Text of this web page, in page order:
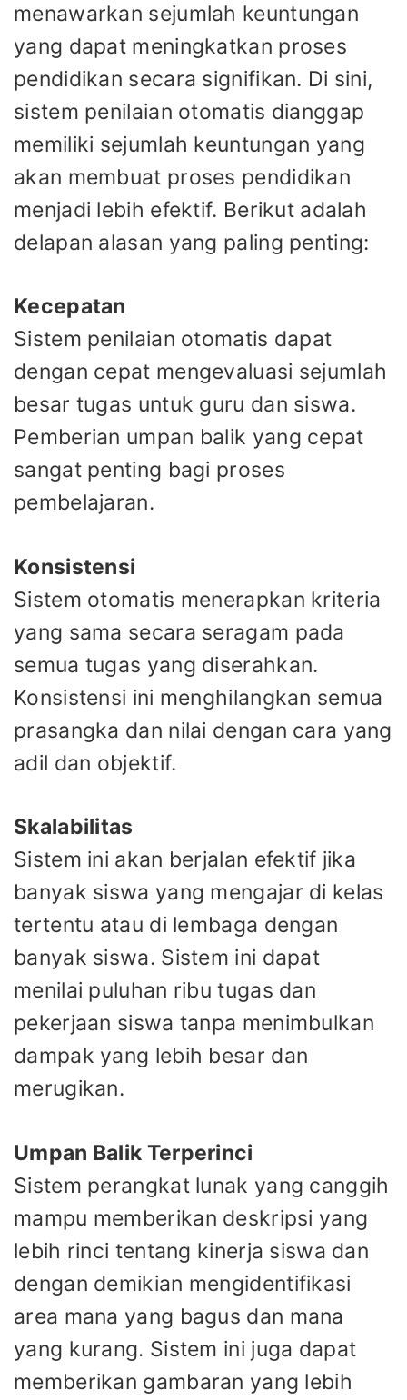
menawarkan sejumlah keuntungan
yang dapat meningkatkan proses
pendidikan secara signifikan. Di sini,
sistem penilaian otomatis dianggap
memiliki sejumlah keuntungan yang
akan membuat proses pendidikan
menjadi lebih efektif. Berikut adalah
delapan alasan yang paling penting:
Kecepatan
Sistem penilaian otomatis dapat
dengan cepat mengevaluasi sejumlah
besar tugas untuk guru dan siswa.
Pemberian umpan balik yang cepat
sangat penting bagi proses
pembelajaran.
Konsistensi
Sistem otomatis menerapkan kriteria
yang sama secara seragam pada
semua tugas yang diserahkan.
Konsistensi ini menghilangkan semua
prasangka dan nilai dengan cara yang
adil dan objektif.
Skalabilitas
Sistem ini akan berjalan efektif jika
banyak siswa yang mengajar di kelas
tertentu atau di lembaga dengan
banyak siswa. Sistem ini dapat
menilai puluhan ribu tugas dan
pekerjaan siswa tanpa menimbulkan
dampak yang lebih besar dan
merugikan.
Umpan Balik Terperinci
Sistem perangkat lunak yang canggih
mampu memberikan deskripsi yang
lebih rinci tentang kinerja siswa dan
dengan demikian mengidentifikasi
area mana yang bagus dan mana
yang kurang. Sistem ini juga dapat
memberikan gambaran yang lebih